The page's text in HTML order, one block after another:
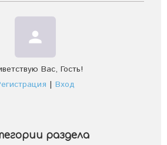
person
Вас, Гость!
| Вход
раздела